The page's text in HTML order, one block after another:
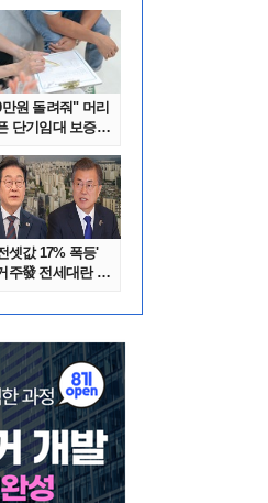
원 돌려줘" 머리
단기임대 보증금
셋값 17% 폭등'
주發 전세대란 또